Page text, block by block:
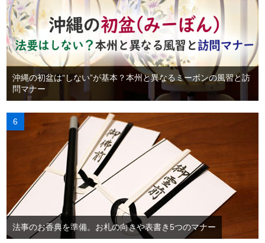
沖縄の初盆は“しない”が基本？本州と異なるミーボンの風習と訪
問マナー
法事のお香典を準備。お札の向きや表書き5つのマナー